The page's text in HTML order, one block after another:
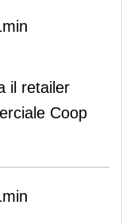
il retailer
Coop